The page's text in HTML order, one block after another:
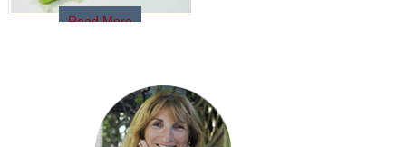
Read More